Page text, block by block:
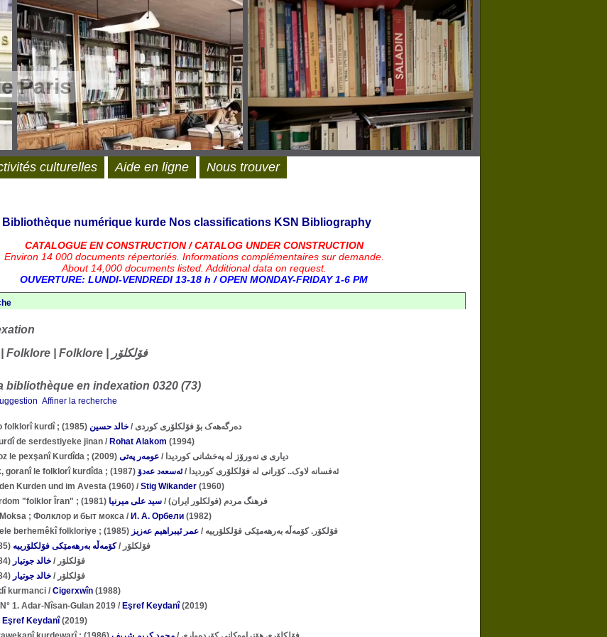
Paris
Bibliothèque numérique kurde Nos classifications KSN Bibliography
CATALOGUE EN CONSTRUCTION / CATALOG UNDER CONSTRUCTION
Environ 14 000 documents répertoriés. Informations complémentaires sur demande.
About 14,000 documents listed. Additional data on request.
OUVERTURE: LUNDI-VENDREDI 13-18 h / OPEN MONDAY-FRIDAY 1-6 PM
0320 : Folklor | Folklore | Folklore | فۆلکلۆر
bibliothèque en indexation 0320 (73)
Affiner la recherche
Dergehek bo folklorî kurdî ; دەرگەهەک بۆ فۆلکلۆری کوردی /خالد حسين (1985)
de serdestiyeke jinan/ Rohat Alakom (1994)
Diyarî Newroz le pexşanî Kurdîda ; دیاری ی نەورۆز لە پەخشانی كوردیدا /عومەر پەتی (2009)
Efsane, lawk, goranî le folklorî kurdîda ; ئەفسانە لاوک.. کۆرانی لە فۆلکلۆری کوردیدا /ئەسعەد عەدۆ (1987)
Kurden und im Avesta (1960)/ Stig Wikander(1960)
Ferheng mardom "folklor Îran" ; فرهنگ مردم (فولكلور ایران) /سید علی میرنیا (1981)
; Фолклор и быт мокса/ И. А. Орбели(1982)
Folklor, komele berhemêkî folkloriye ; فۆلکۆر. کۆمەڵە بەرهەمێکی فۆلکلۆرییە /عمر ئیبراهیم عەزیز (1985)
Folklor ; فۆلكلۆر /كۆمەڵە بەرهەمێكی فۆلكلۆرییە (1985)
Folklor ; فۆلکلۆر /خالد جوتیار (1984)
Folklor ; فۆلکلۆر /خالد جوتیار (1984)
kurmanci/ Cigerxwîn(1988)
1. Adar-Nîsan-Gulan 2019/ Eşref Keydanî(2019)
Eşref Keydanî(2019)
culturelles Aide en ligne Nous trouver